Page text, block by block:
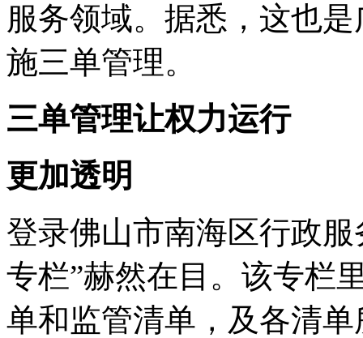
服务领域。据悉，这也
施三单管理。
三单管理让权力运行
更加透明
登录佛山市南海区行政服
专栏”赫然在目。该专栏
单和监管清单，及各清